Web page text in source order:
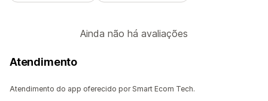
Ainda não há avaliações
Atendimento
Atendimento do app oferecido por Smart Ecom Tech.